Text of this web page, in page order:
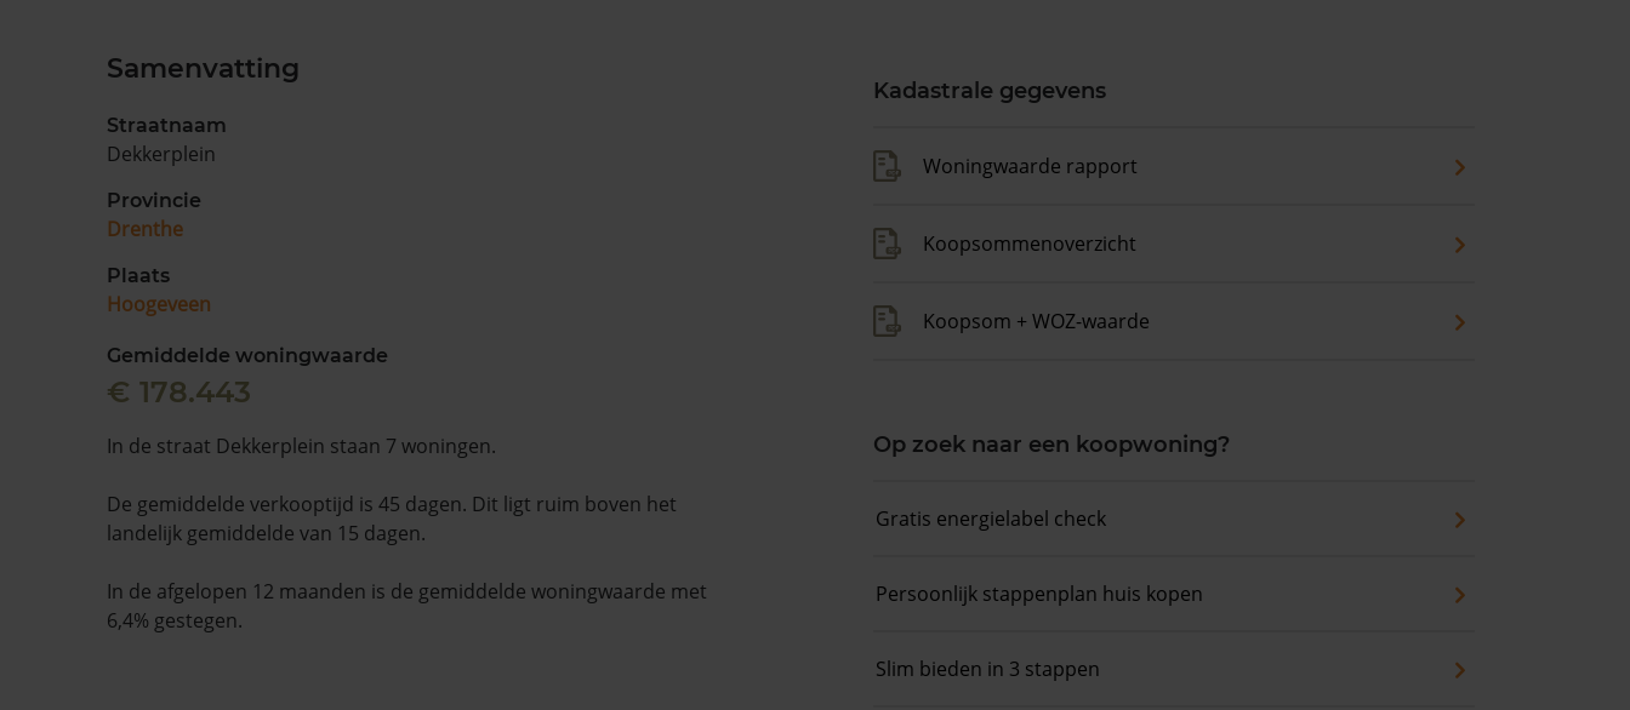
Samenvatting
Straatnaam
Dekkerplein
Provincie
Drenthe
Plaats
Hoogeveen
Gemiddelde woningwaarde
€ 178.443
In de straat Dekkerplein staan 7 woningen.
De gemiddelde verkooptijd is 45 dagen. Dit ligt ruim boven het
landelijk gemiddelde van 15 dagen.
In de afgelopen 12 maanden is de gemiddelde woningwaarde met
6,4% gestegen.
Kadastrale gegevens
Woningwaarde rapport
Koopsommenoverzicht
Koopsom + WOZ-waarde
Op zoek naar een koopwoning?
Gratis energielabel check
Persoonlijk stappenplan huis kopen
Slim bieden in 3 stappen